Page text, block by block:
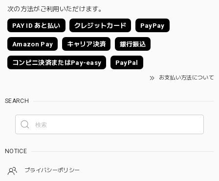
次の方法がご利用いただけます。
PAY ID あと払い クレジットカード PayPay
Amazon Pay キャリア決済 銀行振込
コンビニ決済またはPay-easy PayPal
お支払い方法について
SEARCH
NOTICE
プライバシーポリシー